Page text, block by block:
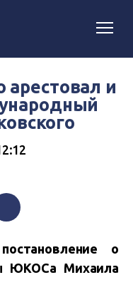
и
о
ЮКОСа Михаила